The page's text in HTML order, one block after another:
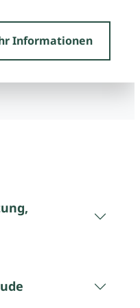
Informationen